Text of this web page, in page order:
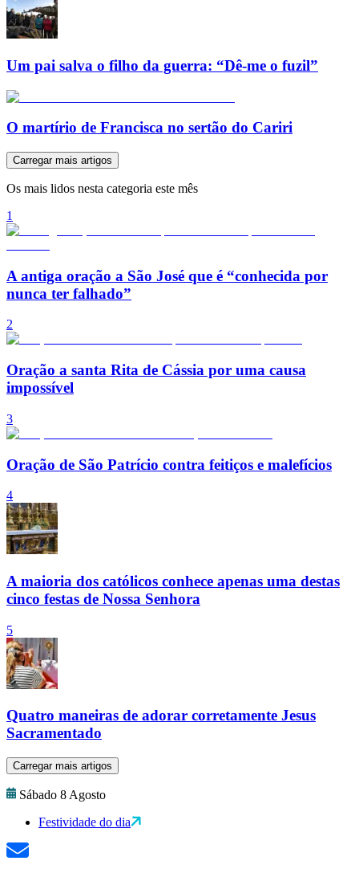
Um pai salva o filho da guerra: “Dê-me o fuzil”
O martírio de Francisca no sertão do Cariri
Carregar mais artigos
Os mais lidos nesta categoria este mês
1
A antiga oração a São José que é “conhecida por
nunca ter falhado”
2
Oração a santa Rita de Cássia por uma causa
impossível
3
Oração de São Patrício contra feitiços e malefícios
4
A maioria dos católicos conhece apenas uma destas
cinco festas de Nossa Senhora
5
Quatro maneiras de adorar corretamente Jesus
Sacramentado
Carregar mais artigos
Sábado 8 Agosto
Festividade do dia